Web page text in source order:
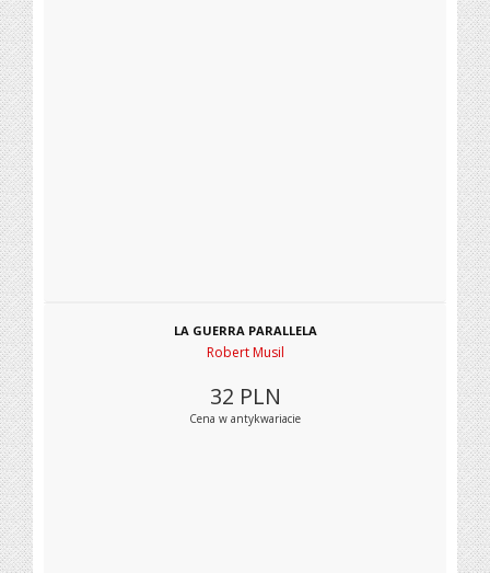
LA GUERRA PARALLELA
Robert Musil
32 PLN
Cena w antykwariacie